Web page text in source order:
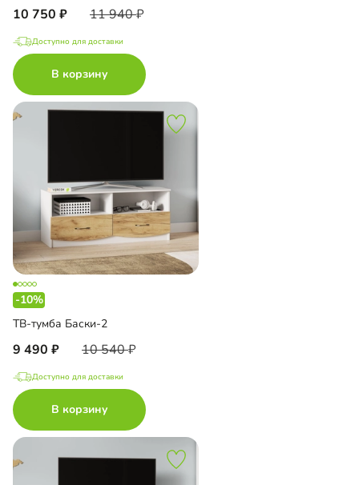
10 750 11 940
Доступно для доставки
В корзину
-10%
ТВ-тумба Баски-2
9 490 10 540
Доступно для доставки
В корзину